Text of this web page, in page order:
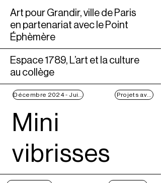
Art pour Grandir, ville de Paris
en partenariat avec le Point
Éphèmère
Espace 1789, L’art et la culture
au collège
Décembre 2024 - Juin 2025 Projets avec
Mini
vibrisses